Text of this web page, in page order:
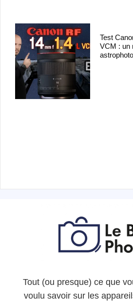
Test
VCM : un
Tout (ou presque) ce que
voulu savoir sur les